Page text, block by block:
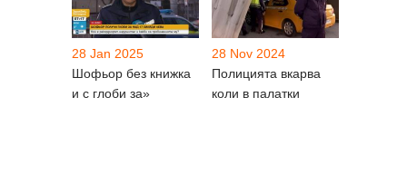
28 Jan 2025
Шофьор без книжка
и с глоби за»
28 Nov 2024
Полицията вкарва
коли в палатки